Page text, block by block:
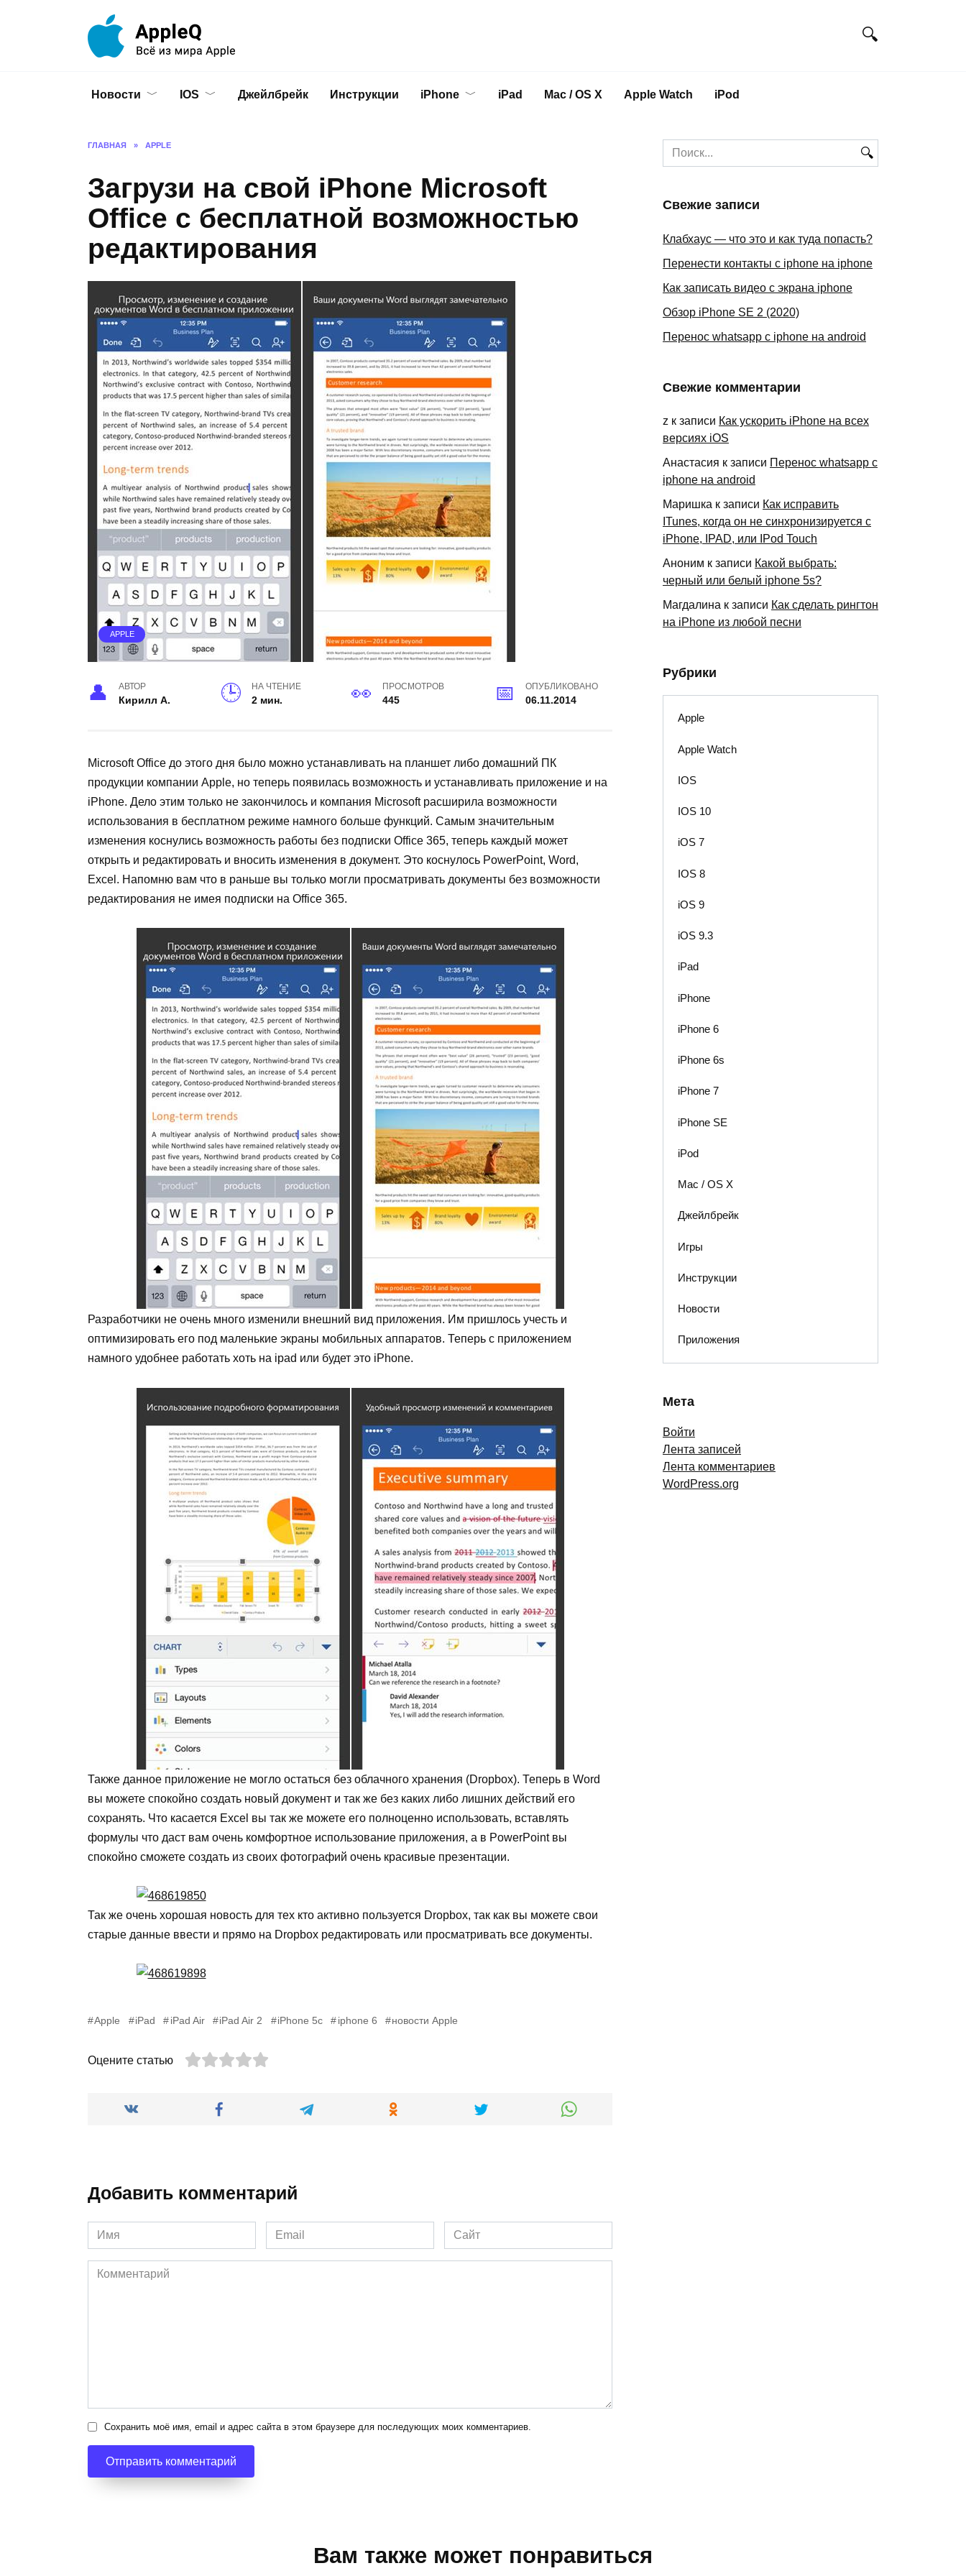
Новости IOS Джейлбрейк Инструкции iPhone iPad Mac / OS X Apple Watch iPod
ГЛАВНАЯ » APPLE
Загрузи на свой iPhone Microsoft
Office с бесплатной возможностью
редактирования
APPLE
АВТОР
Кирилл А.
НА ЧТЕНИЕ
2 мин.
ПРОСМОТРОВ
445
ОПУБЛИКОВАНО
06.11.2014
Microsoft Office до этого дня было можно устанавливать на планшет либо домашний ПК
продукции компании Apple, но теперь появилась возможность и устанавливать приложение и на
iPhone. Дело этим только не закончилось и компания Microsoft расширила возможности
использования в бесплатном режиме намного больше функций. Самым значительным
изменения коснулись возможность работы без подписки Office 365, теперь каждый может
открыть и редактировать и вносить изменения в документ. Это коснулось PowerPoint, Word,
Excel. Напомню вам что в раньше вы только могли просматривать документы без возможности
редактирования не имея подписки на Office 365.
Разработчики не очень много изменили внешний вид приложения. Им пришлось учесть и
оптимизировать его под маленькие экраны мобильных аппаратов. Теперь с приложением
намного удобнее работать хоть на ipad или будет это iPhone.
Также данное приложение не могло остаться без облачного хранения (Dropbox). Теперь в Word
вы можете спокойно создать новый документ и так же без каких либо лишних действий его
сохранять. Что касается Excel вы так же можете его полноценно использовать, вставлять
формулы что даст вам очень комфортное использование приложения, а в PowerPoint вы
спокойно сможете создать из своих фотографий очень красивые презентации.
Так же очень хорошая новость для тех кто активно пользуется Dropbox, так как вы можете свои
старые данные ввести и прямо на Dropbox редактировать или просматривать все документы.
Apple iPad iPad Air iPad Air 2 iPhone 5c iphone 6 новости Apple
Оцените статью
Добавить комментарий
Имя
*
Email
*
Сайт
Комментарий
Сохранить моё имя, email и адрес сайта в этом браузере для последующих моих комментариев.
Search
for:
Свежие записи
Клабхаус — что это и как туда попасть?
Перенести контакты с iphone на iphone
Как записать видео с экрана iphone
Обзор iPhone SE 2 (2020)
Перенос whatsapp с iphone на android
Свежие комментарии
z к записи Как ускорить iPhone на всех
версиях iOS
Анастасия к записи Перенос whatsapp с
iphone на android
Маришка к записи Как исправить
ITunes, когда он не синхронизируется с
iPhone, IPAD, или IPod Touch
Аноним к записи Какой выбрать:
черный или белый iphone 5s?
Магдалина к записи Как сделать рингтон
на iPhone из любой песни
Рубрики
Apple
Apple Watch
IOS
IOS 10
iOS 7
IOS 8
iOS 9
iOS 9.3
iPad
iPhone
iPhone 6
iPhone 6s
iPhone 7
iPhone SE
iPod
Mac / OS X
Джейлбрейк
Игры
Инструкции
Новости
Приложения
Мета
Войти
Лента записей
Лента комментариев
WordPress.org
Вам также может понравиться